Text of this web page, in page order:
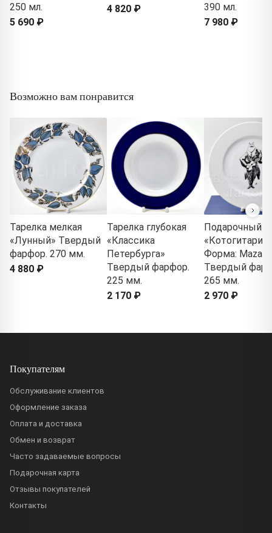
250 мл.
5 690 ₽
4 820 ₽
390 мл.
7 980 ₽
Возможно вам понравится
Тарелка мелкая
«Лунный» Твердый
фарфор. 270 мм.
4 880 ₽
Тарелка глубокая
«Классика
Петербурга»
Твердый фарфор.
225 мм.
2 170 ₽
Подарочный
Форма:
Твердый
265 мм.
2 970 ₽
Покупателям
Обслуживание клиентов
Оформление заказа
Оплата и доставка
Обмен и возврат
Часто задаваемые вопросы
Подарочная карта
Отзывы покупателей
Контакты